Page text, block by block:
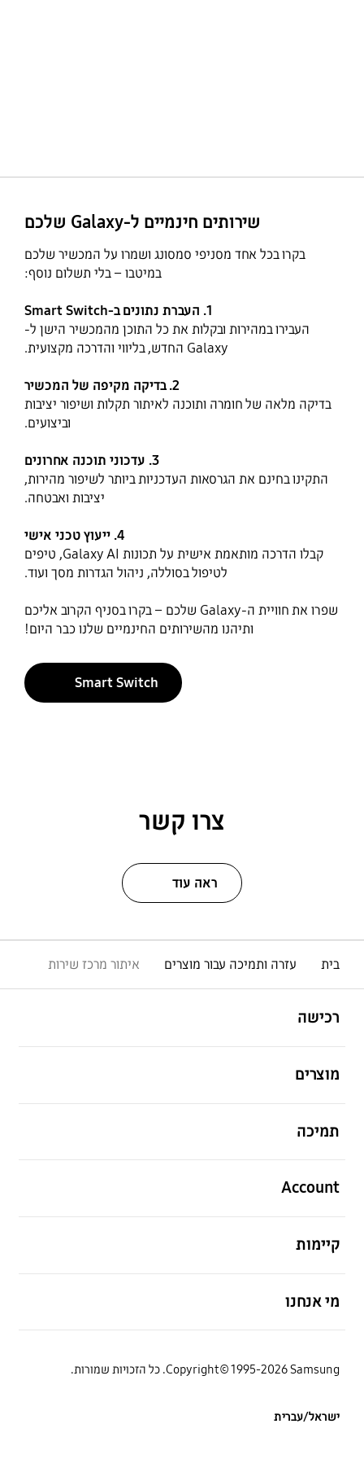
שירותים חינמיים ל-Galaxy שלכם
בקרו בכל אחד מסניפי סמסונג ושמרו על המכשיר שלכם
במיטבו – בלי תשלום נוסף:
1. העברת נתונים ב-Smart Switch
העבירו במהירות ובקלות את כל התוכן מהמכשיר הישן ל-
Galaxy החדש, בליווי והדרכה מקצועית.
2. בדיקה מקיפה של המכשיר
בדיקה מלאה של חומרה ותוכנה לאיתור תקלות ושיפור יציבות
וביצועים.
3. עדכוני תוכנה אחרונים
התקינו בחינם את הגרסאות העדכניות ביותר לשיפור מהירות,
יציבות ואבטחה.
4. ייעוץ טכני אישי
קבלו הדרכה מותאמת אישית על תכונות Galaxy AI, טיפים
לטיפול בסוללה, ניהול הגדרות מסך ועוד.
שפרו את חוויית ה-Galaxy שלכם – בקרו בסניף הקרוב אליכם
ותיהנו מהשירותים החינמיים שלנו כבר היום!
Smart Switch
צרו קשר
ראה עוד
בית עזרה ותמיכה עבור מוצרים איתור מרכז שירות
רכישה
מוצרים
תמיכה
Account
קיימות
מי אנחנו
Copyright© 1995-2026 Samsung. כל הזכויות שמורות.
ישראל/עברית